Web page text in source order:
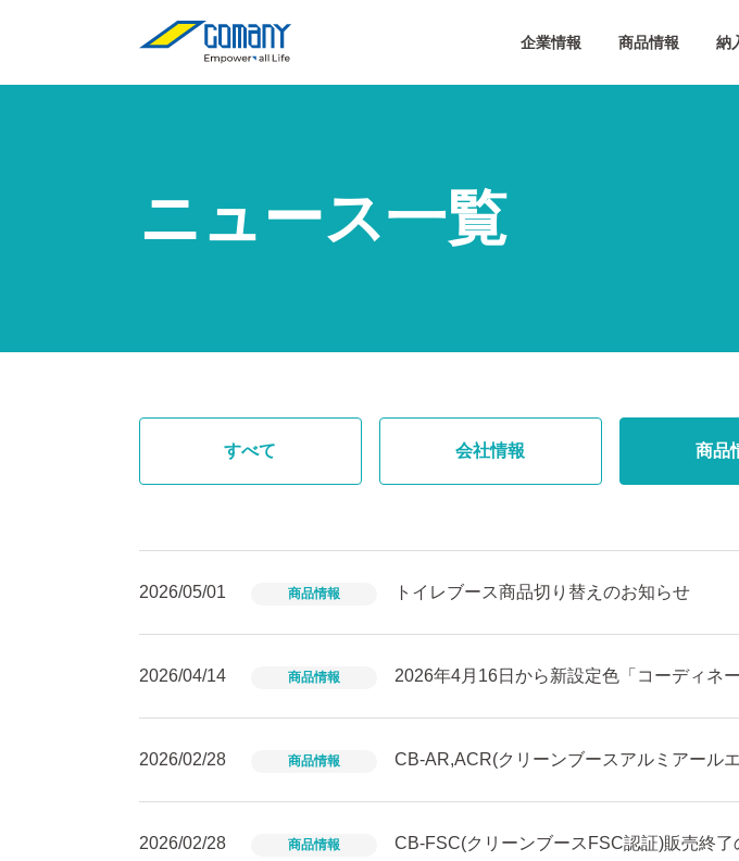
企業情報 商品情報 納
ニュース一覧
すべて 会社情報 商品
2026/05/01 商品情報 トイレブース商品切り替えのお知らせ
2026/04/14 商品情報 2026年4月16日から新設定色「コーディネ
2026/02/28 商品情報 CB-AR,ACR(クリーンブースアルミアール
2026/02/28 商品情報 CB-FSC(クリーンブースFSC認証)販売終了